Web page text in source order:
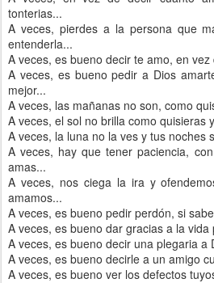
tonterias...
A veces, pierdes a la persona que
entenderla...
A veces, es bueno decir te amo, en
A veces, es bueno pedir a Dios
mejor...
A veces, las mañanas no son, como
A veces, el sol no brilla como quisieras
A veces, la luna no la ves y tus noches
A veces, hay que tener paciencia,
amas...
A veces, nos ciega la ira y
amamos...
A veces, es bueno pedir perdón, si
A veces, es bueno dar gracias a la vida
A veces, es bueno decir una plegaria a
A veces, es bueno decirle a un amigo
A veces, es bueno ver los defectos